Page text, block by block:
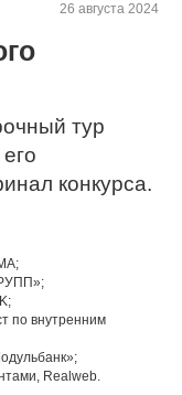
26 августа 2024
тур
конкурса.
по внутренним
Realweb.